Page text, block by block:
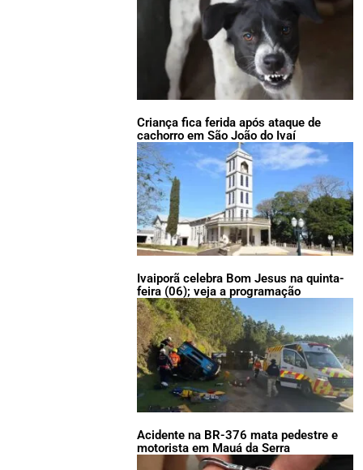
Criança fica ferida após ataque de
cachorro em São João do Ivaí
Ivaiporã celebra Bom Jesus na quinta-
feira (06); veja a programação
Acidente na BR-376 mata pedestre e
motorista em Mauá da Serra